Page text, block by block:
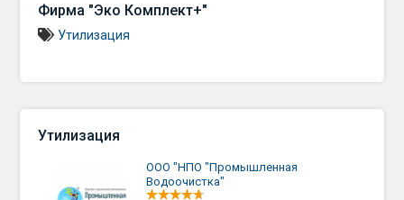
Фирма "Эко Комплект+"
Утилизация
Утилизация
ООО "НПО "Промышленная
Водоочистка"